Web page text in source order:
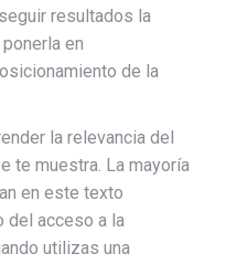
resultados la
en
de la
la relevancia del
te muestra. La mayoría
en este texto
del acceso a la
utilizas una